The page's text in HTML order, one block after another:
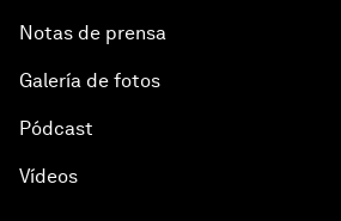
Notas de prensa
Galería de fotos
Pódcast
Vídeos